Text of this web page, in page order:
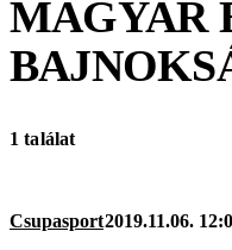
MAGYAR
1 találat
Csupasport2019.11.06.